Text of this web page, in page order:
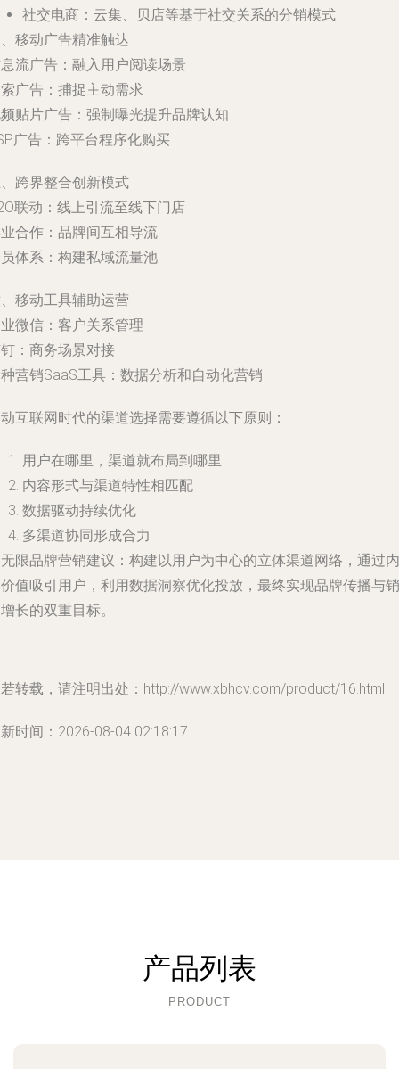
社交电商：云集、贝店等基于社交关系的分销模式
移动广告精准触达
流广告：融入用户阅读场景
广告：捕捉主动需求
贴片广告：强制曝光提升品牌认知
广告：跨平台程序化购买
跨界整合创新模式
联动：线上引流至线下门店
合作：品牌间互相导流
体系：构建私域流量池
移动工具辅助运营
微信：客户关系管理
：商务场景对接
营销SaaS工具：数据分析和自动化营销
互联网时代的渠道选择需要遵循以下原则：
用户在哪里，渠道就布局到哪里
内容形式与渠道特性相匹配
数据驱动持续优化
多渠道协同形成合力
限品牌营销建议：构建以用户为中心的立体渠道网络，通过内
值吸引用户，利用数据洞察优化投放，最终实现品牌传播与销
长的双重目标。
转载，请注明出处：http://www.xbhcv.com/product/16.html
时间：2026-08-04 02:18:17
产品列表
PRODUCT